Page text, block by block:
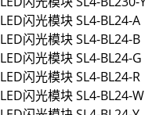
LED闪光模块SL4-BL24-A
LED闪光模块SL4-BL24-B
LED闪光模块SL4-BL24-G
LED闪光模块SL4-BL24-R
LED闪光模块SL4-BL24-W